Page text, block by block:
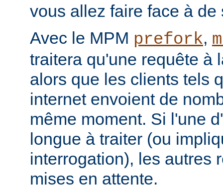
vous allez faire face à
Avec le MPM prefork,
traitera qu'une requête à
alors que les clients tels
internet envoient de
même moment. Si l'une
longue à traiter (ou
interrogation), les autres
mises en attente.